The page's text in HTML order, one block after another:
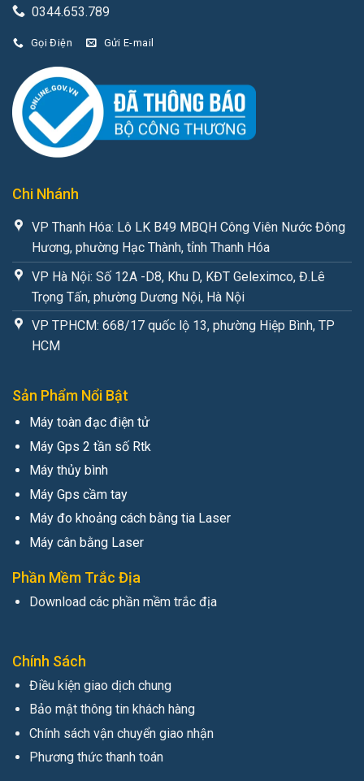
0344.653.789
Gọi Điện Gửi E-mail
Chi Nhánh
VP Thanh Hóa: Lô LK B49 MBQH Công Viên Nước Đông
Hương, phường Hạc Thành, tỉnh Thanh Hóa
VP Hà Nội: Số 12A -D8, Khu D, KĐT Geleximco, Đ.Lê
Trọng Tấn, phường Dương Nội, Hà Nội
VP TPHCM: 668/17 quốc lộ 13, phường Hiệp Bình, TP
HCM
Sản Phẩm Nổi Bật
Máy toàn đạc điện tử
Máy Gps 2 tần số Rtk
Máy thủy bình
Máy Gps cầm tay
Máy đo khoảng cách bằng tia Laser
Máy cân bằng Laser
Phần Mềm Trắc Địa
Download các phần mềm trắc địa
Chính Sách
Điều kiện giao dịch chung
Bảo mật thông tin khách hàng
Chính sách vận chuyển giao nhận
Phương thức thanh toán